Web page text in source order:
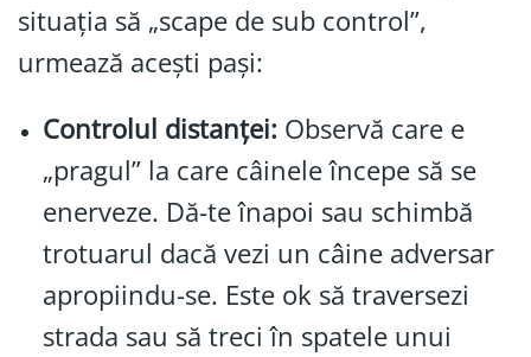
situația să „scape de sub control”,
urmează acești pași:
Controlul distanței: Observă care e
„pragul” la care câinele începe să se
enerveze. Dă-te înapoi sau schimbă
trotuarul dacă vezi un câine adversar
apropiindu-se. Este ok să traversezi
strada sau să treci în spatele unui